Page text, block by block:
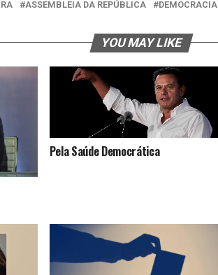
ASSEMBLEIA DA REPÚBLICA DEMOCRACIA
YOU MAY LIKE
Pela Saúde Democrática